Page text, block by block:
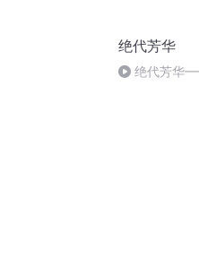
绝代芳华
绝代芳华